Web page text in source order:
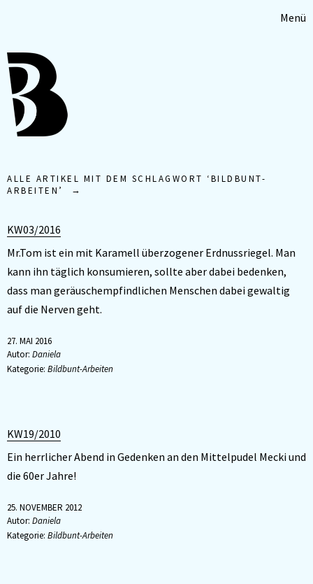
Menü
ALLE ARTIKEL MIT DEM SCHLAGWORT ‘BILDBUNT-
ARBEITEN ’
KW03/2016
Mr.Tom ist ein mit Karamell überzogener Erdnussriegel. Man
kann ihn täglich konsumieren, sollte aber dabei bedenken,
dass man geräuschempfindlichen Menschen dabei gewaltig
auf die Nerven geht.
27. MAI 2016
Autor: Daniela
Kategorie: Bildbunt-Arbeiten
KW19/2010
Ein herrlicher Abend in Gedenken an den Mittelpudel Mecki und
die 60er Jahre!
25. NOVEMBER 2012
Autor: Daniela
Kategorie: Bildbunt-Arbeiten